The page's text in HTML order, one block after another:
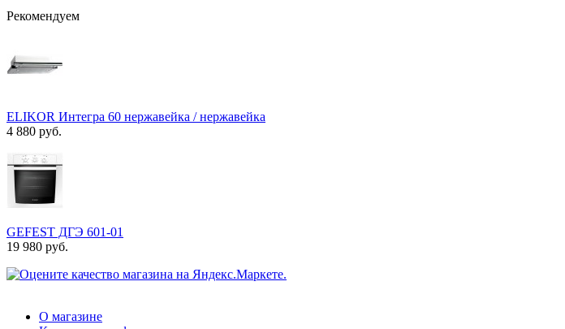
Рекомендуем
ELIKOR Интегра 60 нержавейка / нержавейка
4 880 руб.
GEFEST ДГЭ 601-01
19 980 руб.
О магазине